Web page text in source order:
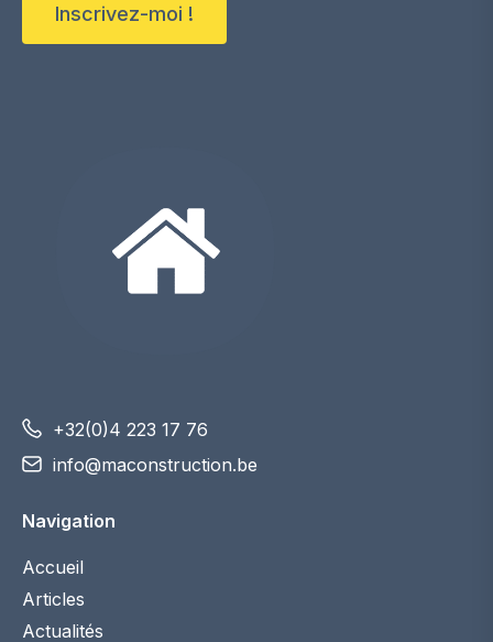
Inscrivez-moi !
+32(0)4 223 17 76
info@maconstruction.be
Navigation
Accueil
Articles
Actualités